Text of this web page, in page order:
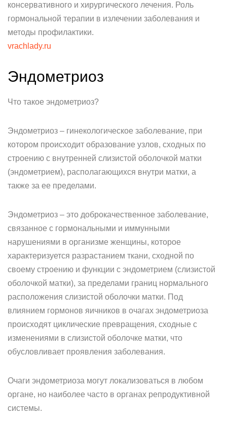
консервативного и хирургического лечения. Роль
гормональной терапии в излечении заболевания и
методы профилактики.
vrachlady.ru
Эндометриоз
Что такое эндометриоз?
Эндометриоз – гинекологическое заболевание, при
котором происходит образование узлов, сходных по
строению с внутренней слизистой оболочкой матки
(эндометрием), располагающихся внутри матки, а
также за ее пределами.
Эндометриоз – это доброкачественное заболевание,
связанное с гормональными и иммунными
нарушениями в организме женщины, которое
характеризуется разрастанием ткани, сходной по
своему строению и функции с эндометрием (слизистой
оболочкой матки), за пределами границ нормального
расположения слизистой оболочки матки. Под
влиянием гормонов яичников в очагах эндометриоза
происходят циклические превращения, сходные с
изменениями в слизистой оболочке матки, что
обусловливает проявления заболевания.
Очаги эндометриоза могут локализоваться в любом
органе, но наиболее часто в органах репродуктивной
системы.